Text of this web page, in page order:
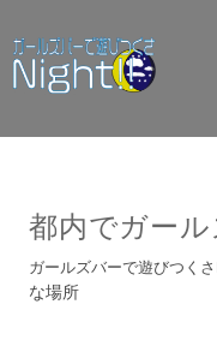
都内でガー
ガールズバーで遊びつく
な場所